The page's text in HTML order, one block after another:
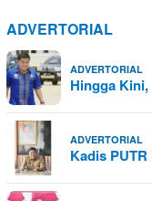
ADVERTORIAL
ADVERTORIAL
Hingga
ADVERTORIAL
Kadis